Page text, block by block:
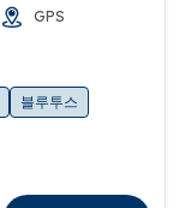
GPS
블루투스